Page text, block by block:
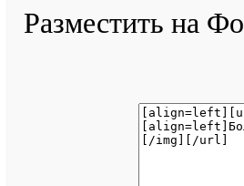
Разместить на